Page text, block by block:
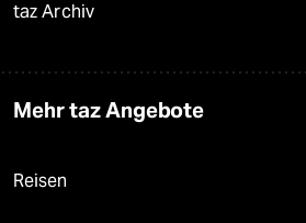
taz Archiv
Mehr taz Angebote
Reisen